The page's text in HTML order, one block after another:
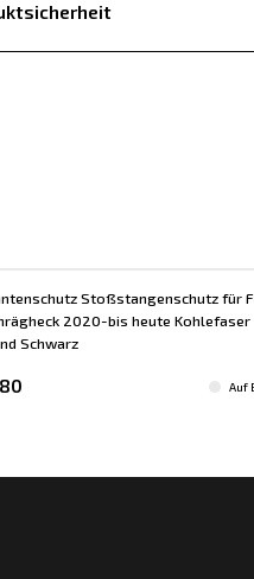
Stoßstangenschutz für
2020-bis heute Kohlefaser
Schwarz
Auf